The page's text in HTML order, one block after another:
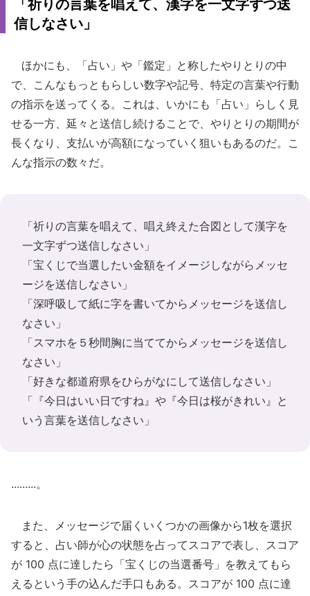
「祈りの言葉を唱えて、漢字を一文字ずつ送
信しなさい」
ほかにも、「占い」や「鑑定」と称したやりとりの中
で、こんなもっともらしい数字や記号、特定の言葉や行動
の指示を送ってくる。これは、いかにも「占い」らしく見
せる一方、延々と送信し続けることで、やりとりの期間が
長くなり、支払いが高額になっていく狙いもあるのだ。こ
んな指示の数々だ。
「祈りの言葉を唱えて、唱え終えた合図として漢字を
一文字ずつ送信しなさい」
「宝くじで当選したい金額をイメージしながらメッセ
ージを送信しなさい」
「深呼吸して紙に字を書いてからメッセージを送信し
なさい」
「スマホを５秒間胸に当ててからメッセージを送信し
なさい」
「好きな都道府県をひらがなにして送信しなさい」
「『今日はいい日ですね』や『今日は桜がきれい』と
いう言葉を送信しなさい」
.........。
また、メッセージで届くいくつかの画像から1枚を選択
すると、占い師が心の状態を占ってスコアで表し、スコア
が 100 点に達したら「宝くじの当選番号」を教えてもら
えるという手の込んだ手口もある。スコアが 100 点に達